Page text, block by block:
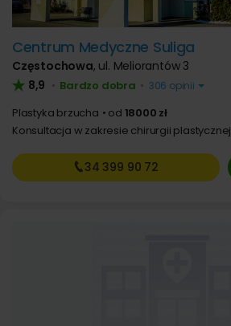
Centrum Medyczne Suliga
Częstochowa, ul. Meliorantów 3
8,9 • Bardzo dobra • 306 opinii
Plastyka brzucha od 18000 zł
Konsultacja w zakresie chirurgii plastycznej
34 399 90 72